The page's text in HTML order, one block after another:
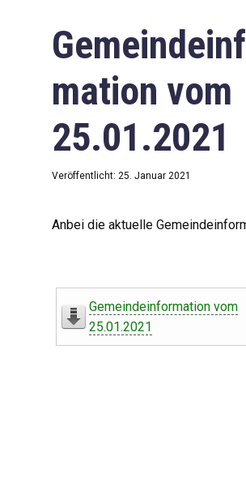
mation vom
25.01.2021
Veröffentlicht: 25. Januar 2021
Anbei die aktuelle
Gemeindeinformation vom
25.01.2021